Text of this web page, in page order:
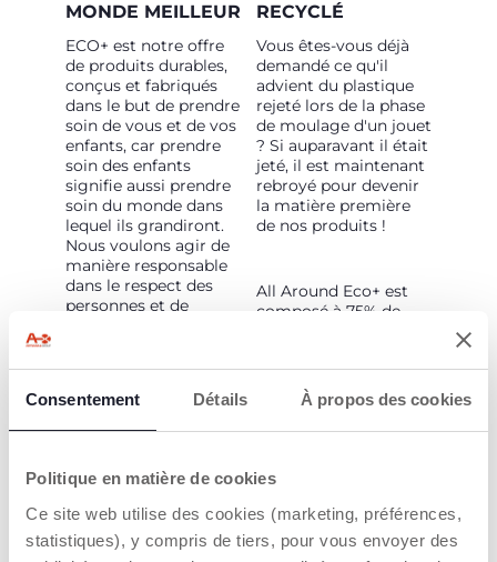
Consentement Détails À propos des cookies
Politique en matière de cookies
Ce site web utilise des cookies (marketing, préférences,
statistiques), y compris de tiers, pour vous envoyer des
MONDE MEILLEUR
ECO+ est notre offre
de produits durables,
conçus et fabriqués
dans le but de prendre
soin de vous et de vos
enfants, car prendre
soin des enfants
signifie aussi prendre
soin du monde dans
lequel ils grandiront.
Nous voulons agir de
manière responsable
dans le respect des
personnes et de
pour construire tous
meilleur.
RECYCLÉ
Vous êtes-vous déjà
demandé ce qu'il
advient du plastique
rejeté lors de la phase
de moulage d'un jouet
? Si auparavant il était
jeté, il est maintenant
rebroyé pour devenir
la matière première
de nos produits !
All Around Eco+ est
composé à 75% de
Le recyclage du
processus qui consiste
de la production
plastique et à retraiter
la matière pour en
faire des produits